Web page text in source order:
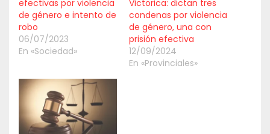
efectivas por violencia
de género e intento de
robo
06/07/2023
En «Sociedad»
Victorica: dictan tres
condenas por violencia
de género, una con
prisión efectiva
12/09/2024
En «Provinciales»